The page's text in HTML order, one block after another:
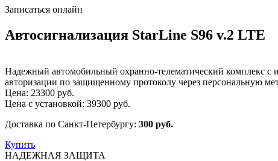
Записаться онлайн
Автосигнализация StarLine S96 v.2 LTE
Надежный автомобильный охранно-телематический комплекс с
авторизации по защищенному протоколу через персональную
Цена: 23300 руб.
Цена с установкой: 39300 руб.
Доставка по Санкт-Петербургу: 300 руб.
Купить
НАДЕЖНАЯ ЗАЩИТА